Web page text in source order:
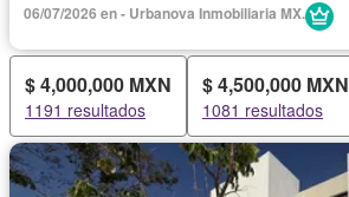
06/07/2026 en - Urbanova Inmobiliaria MX.
$ 4,000,000 MXN
1191 resultados
$ 4,500,000 MXN
1081 resultados